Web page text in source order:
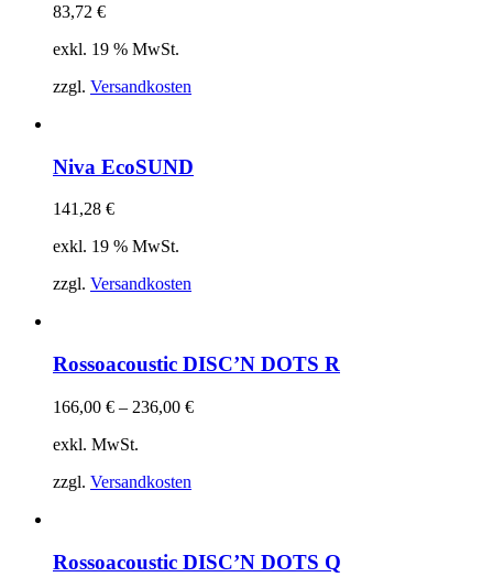
83,72 €
exkl. 19 % MwSt.
zzgl. Versandkosten
Niva EcoSUND
141,28 €
exkl. 19 % MwSt.
zzgl. Versandkosten
Rossoacoustic DISC’N DOTS R
166,00 € – 236,00 €
exkl. MwSt.
zzgl. Versandkosten
Rossoacoustic DISC’N DOTS Q